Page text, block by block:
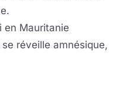
en Mauritanie
réveille amnésique,